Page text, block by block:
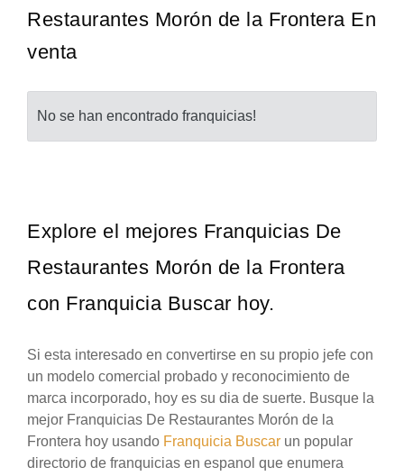
Restaurantes Morón de la Frontera En
venta
No se han encontrado franquicias!
Explore el mejores Franquicias De
Restaurantes Morón de la Frontera
con Franquicia Buscar hoy.
Si esta interesado en convertirse en su propio jefe con
un modelo comercial probado y reconocimiento de
marca incorporado, hoy es su dia de suerte. Busque la
mejor Franquicias De Restaurantes Morón de la
Frontera hoy usando Franquicia Buscar un popular
directorio de franquicias en espanol que enumera